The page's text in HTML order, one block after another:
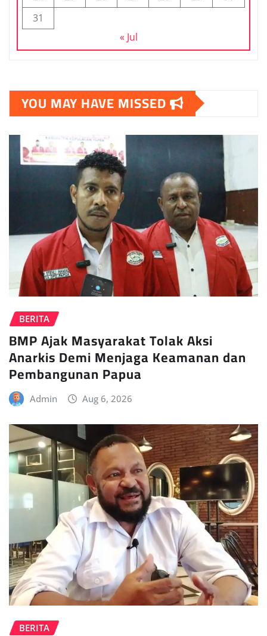
31
« Jul
YOU MAY HAVE MISSED
BERITA
BMP Ajak Masyarakat Tolak Aksi
Anarkis Demi Menjaga Keamanan dan
Pembangunan Papua
Admin Aug 6, 2026
BERITA